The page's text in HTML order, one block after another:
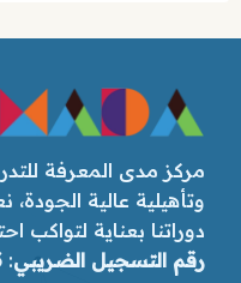
مركز مدى المعرفة
وتأهيلية عالية
دوراتنا بعناية لتواكب
رقم التسجيل الضريبي: